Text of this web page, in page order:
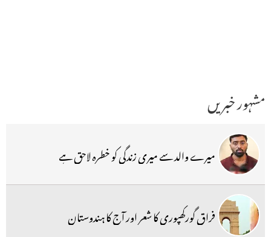
مشہور خبریں
میرے والد سے میری زندگی کو خطرہ لاحق ہے
فراق گورکھپوری کا شعر اور آج کا ہندوستان